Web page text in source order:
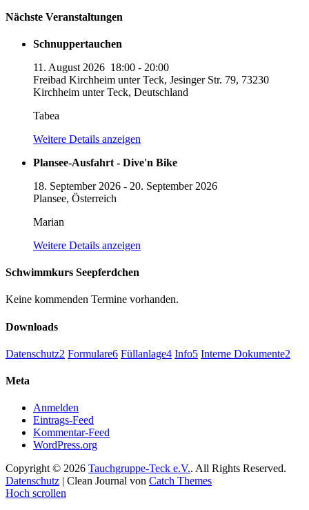
Nächste Veranstaltungen
Schnuppertauchen
11. August 2026 18:00 - 20:00
Freibad Kirchheim unter Teck, Jesinger Str. 79, 73230
Kirchheim unter Teck, Deutschland
Tabea
Weitere Details anzeigen
Plansee-Ausfahrt - Dive'n Bike
18. September 2026 - 20. September 2026
Plansee, Österreich
Marian
Weitere Details anzeigen
Schwimmkurs Seepferdchen
Keine kommenden Termine vorhanden.
Downloads
Datenschutz2 Formulare6 Füllanlage4 Info5 Interne Dokumente2
Meta
Anmelden
Eintrags-Feed
Kommentar-Feed
WordPress.org
Copyright © 2026 Tauchgruppe-Teck e.V.. All Rights Reserved.
Datenschutz | Clean Journal von Catch Themes
Hoch scrollen